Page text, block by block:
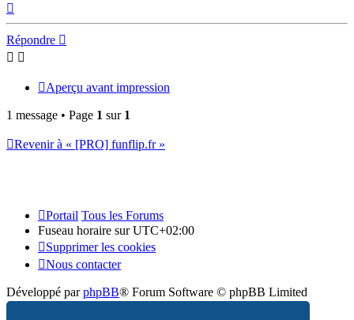
Répondre
Aperçu avant impression
1 message • Page 1 sur 1
Revenir à « [PRO] funflip.fr »
Portail Tous les Forums
Fuseau horaire surUTC+02:00
Supprimer les cookies
Nous contacter
Développé parphpBB® Forum Software © phpBB Limited